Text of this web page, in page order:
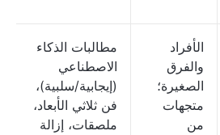
الأفراد
والفرق
الصغيرة؛
متجهات
من
مطالبات الذكاء
الاصطناعي
(إيجابية/سلبية)،
فن ثلاثي الأبعاد،
ملصقات، إزالة